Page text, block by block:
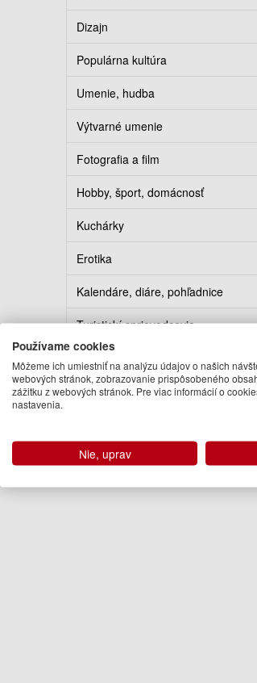
Dizajn
Populárna kultúra
Umenie, hudba
Výtvarné umenie
Fotografia a film
Hobby, šport, domácnosť
Kuchárky
Erotika
Kalendáre, diáre, pohľadnice
Turistickí sprievodcovia
Používame cookies
Môžeme ich umiestniť na analýzu údajov o našich
webových stránok, zobrazovanie prispôsobeného
zážitku z webových stránok. Pre viac informácií o
nastavenia.
Nie, uprav